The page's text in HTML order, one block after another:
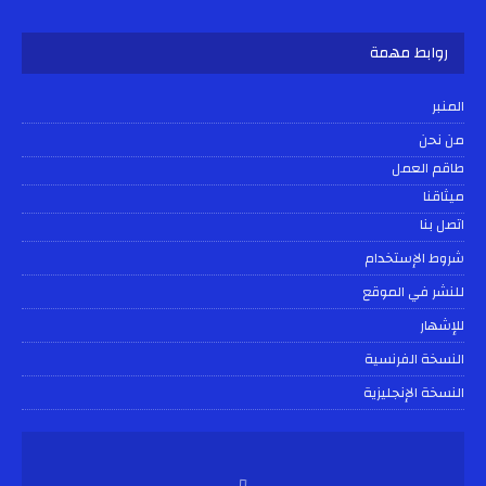
روابط مهمة
المنبر
من نحن
طاقم العمل
ميثاقنا
اتصل بنا
شروط الإستخدام
للنشر في الموقع
للإشهار
النسخة الفرنسية
النسخة الإنجليزية